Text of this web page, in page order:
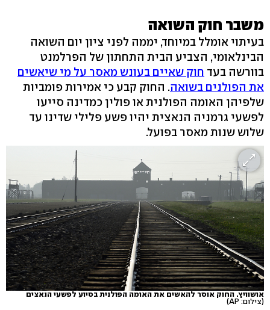
משבר חוק השואה
בעיתוי אומלל במיוחד, יממה לפני ציון יום השואה
הבינלאומי, הצביע הבית התחתון של הפרלמנט
בוורשה בעד חוק שאיים בעונש מאסר על מי שיאשים
את הפולנים בשואה. החוק קבע כי אמירות פומביות
שלפיהן האומה הפולנית או פולין כמדינה סייעו
לפשעי גרמניה הנאצית יהיו פשע פלילי שדינו עד
שלוש שנות מאסר בפועל.
אושוויץ. החוק אוסר להאשים את האומה הפולנית בסיוע לפשעי הנאצים
(צילום: AP)